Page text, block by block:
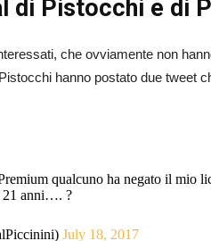
di Pistocchi e di
che ovviamente non
hanno postato due tweet
qualcuno ha negato il mio
21 anni…. ?
July 18, 2017